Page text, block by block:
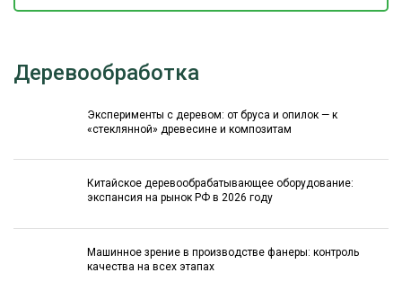
Деревообработка
Эксперименты с деревом: от бруса и опилок — к
«стеклянной» древесине и композитам
Китайское деревообрабатывающее оборудование:
экспансия на рынок РФ в 2026 году
Машинное зрение в производстве фанеры: контроль
качества на всех этапах